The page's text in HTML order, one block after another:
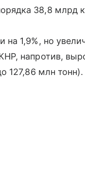
38,8 млрд
1,9%, но
напротив,
127,86 млн тонн).